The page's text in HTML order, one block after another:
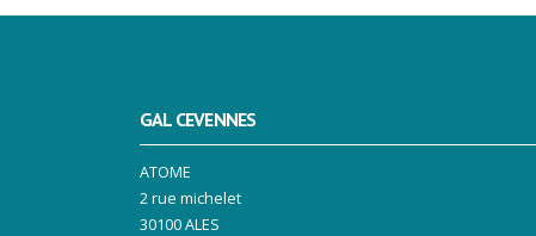
GAL CEVENNES
ATOME
2 rue michelet
30100 ALES